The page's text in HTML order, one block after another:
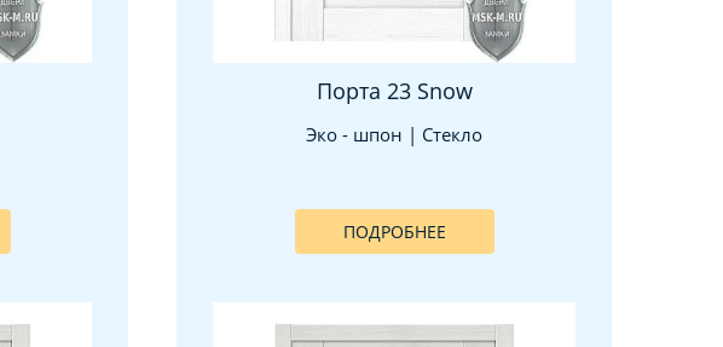
Порта 23 Snow
Эко - шпон | Стекло
ПОДРОБНЕЕ